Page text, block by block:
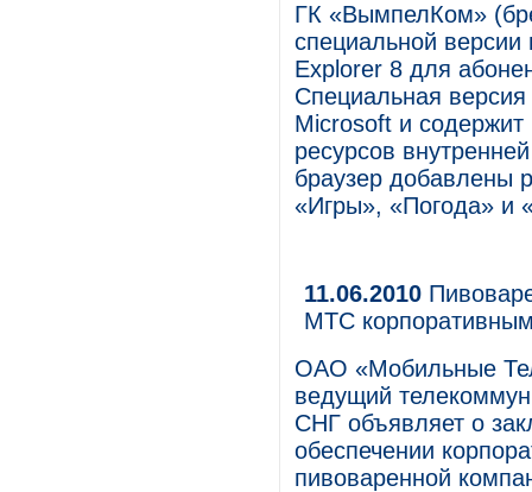
ГК «ВымпелКом»
специальной версии
Explorer 8 для
Специальная версия
Microsoft и
ресурсов
браузер добавлены
«Игры», «Погода» и
11.06.2010
МТС
ОАО «Мобильные
ведущий
СНГ объявляет о
обеспечении
пивоваренной